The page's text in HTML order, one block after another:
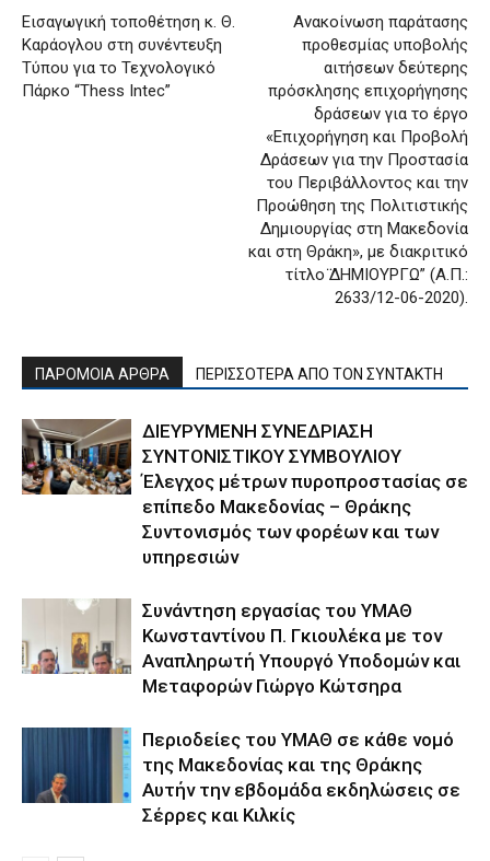
Εισαγωγική τοποθέτηση κ. Θ.
Καράογλου στη συνέντευξη
Τύπου για το Τεχνολογικό
Πάρκο “Thess Intec”
Ανακοίνωση παράτασης
προθεσμίας υποβολής
αιτήσεων δεύτερης
πρόσκλησης επιχορήγησης
δράσεων για το έργο
«Επιχορήγηση και Προβολή
Δράσεων για την Προστασία
του Περιβάλλοντος και την
Προώθηση της Πολιτιστικής
Δημιουργίας στη Μακεδονία
και στη Θράκη», με διακριτικό
τίτλο ̈ΔΗΜΙΟΥΡΓΩ” (Α.Π.:
2633/12-06-2020).
ΠΑΡΟΜΟΙΑ ΑΡΘΡΑ ΠΕΡΙΣΣΟΤΕΡΑ ΑΠΟ ΤΟΝ ΣΥΝΤΑΚΤΗ
ΔΙΕΥΡΥΜΕΝΗ ΣΥΝΕΔΡΙΑΣΗ
ΣΥΝΤΟΝΙΣΤΙΚΟΥ ΣΥΜΒΟΥΛΙΟΥ
Έλεγχος μέτρων πυροπροστασίας σε
επίπεδο Μακεδονίας – Θράκης
Συντονισμός των φορέων και των
υπηρεσιών
Συνάντηση εργασίας του ΥΜΑΘ
Κωνσταντίνου Π. Γκιουλέκα με τον
Αναπληρωτή Υπουργό Υποδομών και
Μεταφορών Γιώργο Κώτσηρα
Περιοδείες του ΥΜΑΘ σε κάθε νομό
της Μακεδονίας και της Θράκης
Αυτήν την εβδομάδα εκδηλώσεις σε
Σέρρες και Κιλκίς